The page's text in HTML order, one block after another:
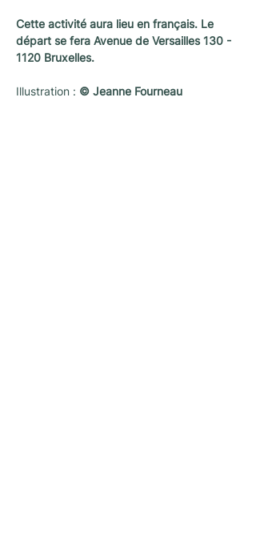
Cette activité aura lieu en français. Le
départ se fera Avenue de Versailles 130 -
1120 Bruxelles.
Illustration : © Jeanne Fourneau